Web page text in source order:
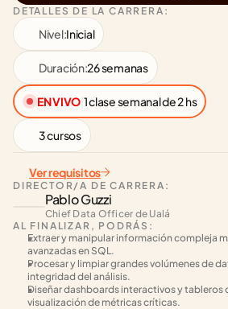
DETALLES DE LA CARRERA:
Nivel:Inicial
Duración:26 semanas
EN VIVO 1 clase semanal de 2 hs
3 cursos
Ver requisitos
DIRECTOR/A DE CARRERA:
Pablo Guzzi
Chief Data Officer de Ualá
AL FINALIZAR, PODRÁS:
Extraer y manipular información compleja
avanzadas en SQL.
Procesar y limpiar grandes volúmenes de
integridad del análisis.
Diseñar dashboards interactivos y tableros
visualización de métricas críticas.